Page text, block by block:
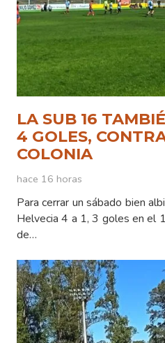
LA SUB 16
4 GOLES,
COLONIA
hace 16 horas
Para cerrar un sábado bien
Helvecia 4 a 1, 3 goles en el
de…